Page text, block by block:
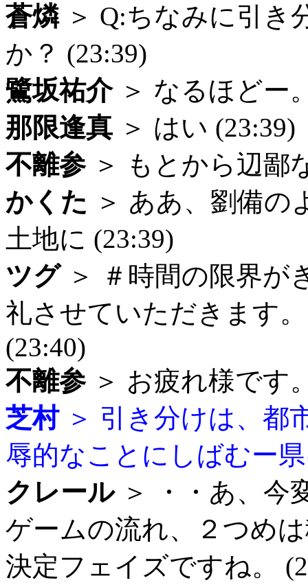
蒼燐＞ Q:ちなみに引き
か？ (23:39)
鷺坂祐介＞ なるほどー
那限逢真 ＞ はい (23:39)
不離参＞ もとから辺鄙
かくた ＞ ああ、劉備の
土地に (23:39)
ツグ＞ ＃時間の限界が
礼させていただきます
(23:40)
不離参＞ お疲れ様です
芝村＞ 引き分けは、都
辱的なことにしばむー
クレール＞ ・・あ、今
ゲームの流れ、２つめ
決定フェイズですね。